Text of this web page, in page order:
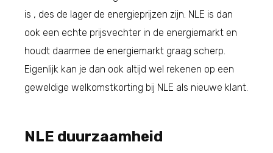
is , des de lager de energieprijzen zijn. NLE is dan
ook een echte prijsvechter in de energiemarkt en
houdt daarmee de energiemarkt graag scherp.
Eigenlijk kan je dan ook altijd wel rekenen op een
geweldige welkomstkorting bij NLE als nieuwe klant.
NLE duurzaamheid